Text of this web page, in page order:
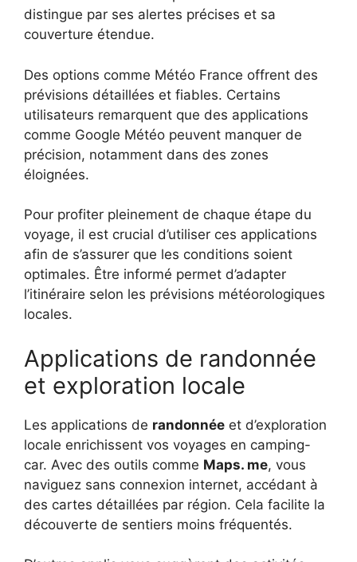
distingue par ses alertes précises et sa
couverture étendue.
Des options comme Météo France offrent des
prévisions détaillées et fiables. Certains
utilisateurs remarquent que des applications
comme Google Météo peuvent manquer de
précision, notamment dans des zones
éloignées.
Pour profiter pleinement de chaque étape du
voyage, il est crucial d’utiliser ces applications
afin de s’assurer que les conditions soient
optimales. Être informé permet d’adapter
l’itinéraire selon les prévisions météorologiques
locales.
Applications de randonnée
et exploration locale
Les applications de randonnée et d’exploration
locale enrichissent vos voyages en camping-
car. Avec des outils comme Maps. me, vous
naviguez sans connexion internet, accédant à
des cartes détaillées par région. Cela facilite la
découverte de sentiers moins fréquentés.